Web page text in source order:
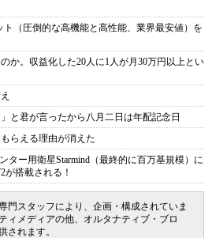
ト（圧倒的な高機能と高性能、業界最安値）を
か。収益化した20人に1人が月30万円以上とい
と君が言ったから八月二日は年配記念日
らえる理由が消えた
ター用衛星Starmind（最終的に百万基規模）に
が搭載される！
門スタッフにより、企画・構成されていま
ィメディアの他、オルタナティブ・ブロ
されます。